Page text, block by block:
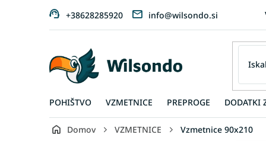
+38628285920 info@wilsondo.si
POHIŠTVO VZMETNICE PREPROGE DODATKI
Domov VZMETNICE Vzmetnice 90x210